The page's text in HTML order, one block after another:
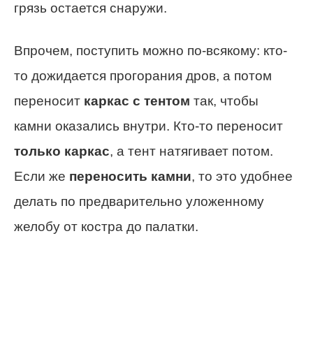
грязь остается снаружи.
Впрочем, поступить можно по-всякому: кто-
то дожидается прогорания дров, а потом
переносит каркас с тентом так, чтобы
камни оказались внутри. Кто-то переносит
только каркас, а тент натягивает потом.
Если же переносить камни, то это удобнее
делать по предварительно уложенному
желобу от костра до палатки.